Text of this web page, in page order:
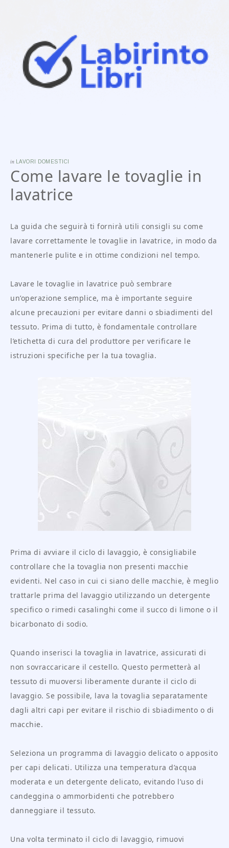
in LAVORI DOMESTICI
Come lavare le tovaglie in
lavatrice
La guida che seguirà ti fornirà utili consigli su come
lavare correttamente le tovaglie in lavatrice, in modo da
mantenerle pulite e in ottime condizioni nel tempo.
Lavare le tovaglie in lavatrice può sembrare
un’operazione semplice, ma è importante seguire
alcune precauzioni per evitare danni o sbiadimenti del
tessuto. Prima di tutto, è fondamentale controllare
l’etichetta di cura del produttore per verificare le
istruzioni specifiche per la tua tovaglia.
Prima di avviare il ciclo di lavaggio, è consigliabile
controllare che la tovaglia non presenti macchie
evidenti. Nel caso in cui ci siano delle macchie, è meglio
trattarle prima del lavaggio utilizzando un detergente
specifico o rimedi casalinghi come il succo di limone o il
bicarbonato di sodio.
Quando inserisci la tovaglia in lavatrice, assicurati di
non sovraccaricare il cestello. Questo permetterà al
tessuto di muoversi liberamente durante il ciclo di
lavaggio. Se possibile, lava la tovaglia separatamente
dagli altri capi per evitare il rischio di sbiadimento o di
macchie.
Seleziona un programma di lavaggio delicato o apposito
per capi delicati. Utilizza una temperatura d’acqua
moderata e un detergente delicato, evitando l’uso di
candeggina o ammorbidenti che potrebbero
danneggiare il tessuto.
Una volta terminato il ciclo di lavaggio, rimuovi